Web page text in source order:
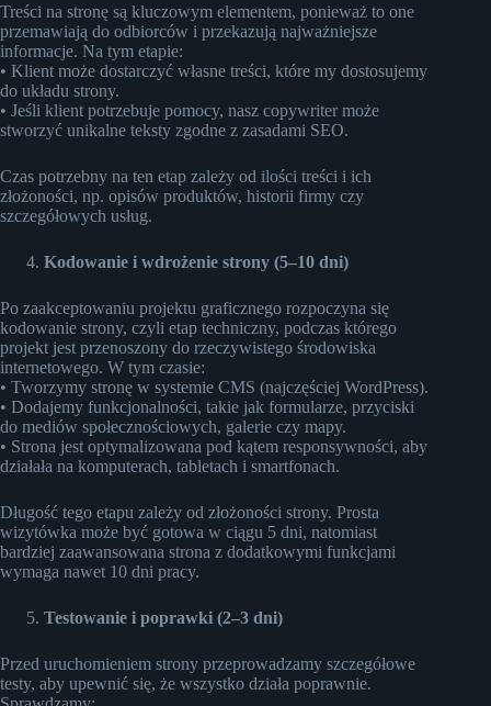
Treści na stronę są kluczowym elementem, ponieważ to one
przemawiają do odbiorców i przekazują najważniejsze
informacje. Na tym etapie:
• Klient może dostarczyć własne treści, które my dostosujemy
do układu strony.
• Jeśli klient potrzebuje pomocy, nasz copywriter może
stworzyć unikalne teksty zgodne z zasadami SEO.
Czas potrzebny na ten etap zależy od ilości treści i ich
złożoności, np. opisów produktów, historii firmy czy
szczegółowych usług.
Kodowanie i wdrożenie strony (5–10 dni)
Po zaakceptowaniu projektu graficznego rozpoczyna się
kodowanie strony, czyli etap techniczny, podczas którego
projekt jest przenoszony do rzeczywistego środowiska
internetowego. W tym czasie:
• Tworzymy stronę w systemie CMS (najczęściej WordPress).
• Dodajemy funkcjonalności, takie jak formularze, przyciski
do mediów społecznościowych, galerie czy mapy.
• Strona jest optymalizowana pod kątem responsywności, aby
działała na komputerach, tabletach i smartfonach.
Długość tego etapu zależy od złożoności strony. Prosta
wizytówka może być gotowa w ciągu 5 dni, natomiast
bardziej zaawansowana strona z dodatkowymi funkcjami
wymaga nawet 10 dni pracy.
Testowanie i poprawki (2–3 dni)
Przed uruchomieniem strony przeprowadzamy szczegółowe
testy, aby upewnić się, że wszystko działa poprawnie.